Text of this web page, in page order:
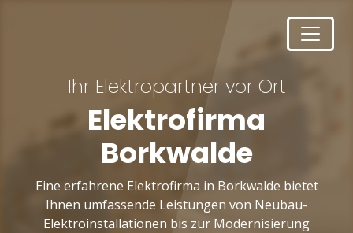
Ihr Elektropartner vor Ort
Elektrofirma
Borkwalde
Eine erfahrene Elektrofirma in Borkwalde bietet
Ihnen umfassende Leistungen von Neubau-
Elektroinstallationen bis zur Modernisierung